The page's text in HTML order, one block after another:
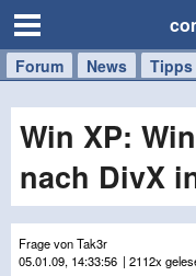
Forum News Tipps
Handy
Tablet
Windows
Mac
Win XP:
nach DivX
Frage von Tak3r
05.01.09, 14:33:56 | 2112x